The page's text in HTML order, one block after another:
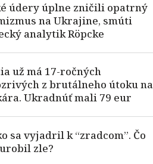
údery úplne zničili opatrný
na Ukrajine, smúti
analytik Röpcke
už má 17-ročných
z brutálneho útoku na
Ukradnúť mali 79 eur
sa vyjadril k “zradcom”. Čo
zle?